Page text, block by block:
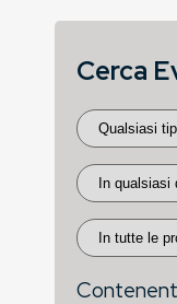
Cerca